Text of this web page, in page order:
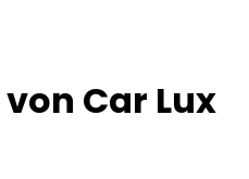
von Car Lux